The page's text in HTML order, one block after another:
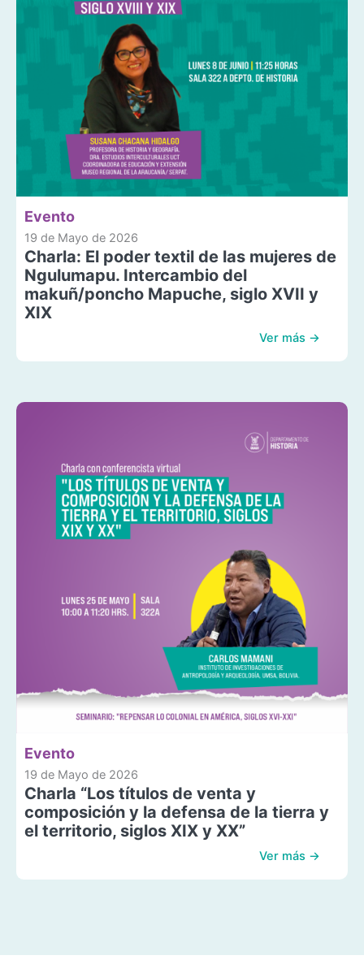
Evento
19 de Mayo de 2026
Charla: El poder textil de las mujeres de
Ngulumapu. Intercambio del
makuñ/poncho Mapuche, siglo XVII y
XIX
Ver más →
Evento
19 de Mayo de 2026
Charla “Los títulos de venta y
composición y la defensa de la tierra y
el territorio, siglos XIX y XX”
Ver más →